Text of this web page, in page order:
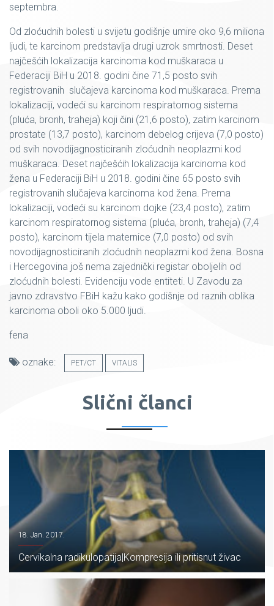
septembra.
Od zloćudnih bolesti u svijetu godišnje umire oko 9,6 miliona
ljudi, te karcinom predstavlja drugi uzrok smrtnosti. Deset
najčešćih lokalizacija karcinoma kod muškaraca u
Federaciji BiH u 2018. godini čine 71,5 posto svih
registrovanih slučajeva karcinoma kod muškaraca. Prema
lokalizaciji, vodeći su karcinom respiratornog sistema
(pluća, bronh, traheja) koji čini (21,6 posto), zatim karcinom
prostate (13,7 posto), karcinom debelog crijeva (7,0 posto)
od svih novodijagnosticiranih zloćudnih neoplazmi kod
muškaraca. Deset najčešćih lokalizacija karcinoma kod
žena u Federaciji BiH u 2018. godini čine 65 posto svih
registrovanih slučajeva karcinoma kod žena. Prema
lokalizaciji, vodeći su karcinom dojke (23,4 posto), zatim
karcinom respiratornog sistema (pluća, bronh, traheja) (7,4
posto), karcinom tijela maternice (7,0 posto) od svih
novodijagnosticiranih zloćudnih neoplazmi kod žena. Bosna
i Hercegovina još nema zajednički registar oboljelih od
zloćudnih bolesti. Evidenciju vode entiteti. U Zavodu za
javno zdravstvo FBiH kažu kako godišnje od raznih oblika
karcinoma oboli oko 5.000 ljudi.
fena
oznake: PET/CT VITALIS
Slični članci
18. Jan. 2017.
Cervikalna radikulopatija|Kompresija ili pritisnut živac